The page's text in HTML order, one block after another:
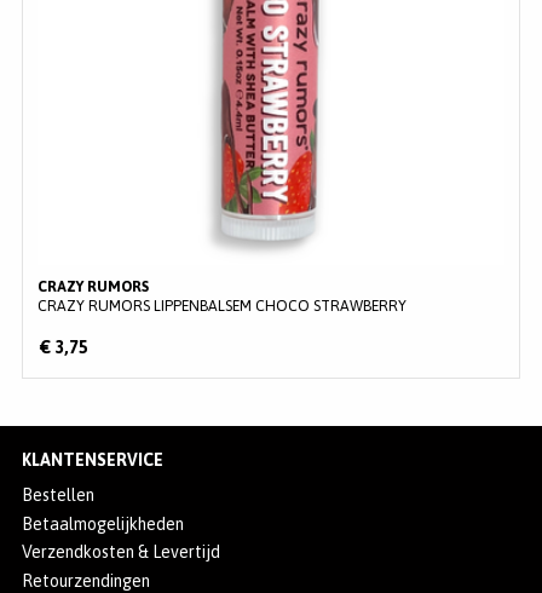
CRAZY RUMORS
CRAZY RUMORS LIPPENBALSEM CHOCO STRAWBERRY
€ 3,75
KLANTENSERVICE
Bestellen
Betaalmogelijkheden
Verzendkosten & Levertijd
Retourzendingen